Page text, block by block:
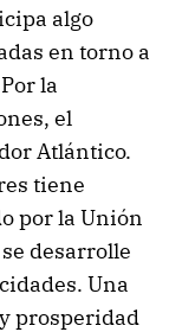
algo
en torno a
la
el
Atlántico.
tiene
por la Unión
desarrolle
Una
prosperidad